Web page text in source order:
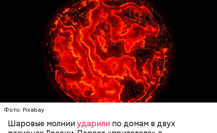
Фото: Pixabay
Шаровые молнииударили по домам в двух
— Маленькие — от одного сантиметра, средние —
около 20 сантиметров, а самые большие могут
доходить до нескольких метров. Шаровая молния
проходит и через стекла, даже часто не оставляя
следов. Она как капля стекает, растекается. Может
и в окно влезть, причем в двухметровое.
Сжимается, как воздушный шар, и проходит.
УЧЕНЫЕ МОЛНИИ ПОГОДА
Нагасаки. С подобным сами не сталкивались, —
говорит ликвидатор.